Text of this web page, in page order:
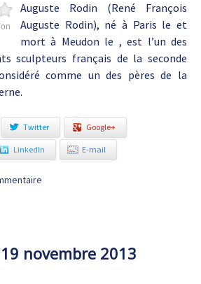
Auguste Rodin (René François
Auguste Rodin), né à Paris le et
mort à Meudon le , est l’un des
sculpteurs français de la seconde
comme un des pères de la
Twitter Google+
LinkedIn E-mail
novembre 2013